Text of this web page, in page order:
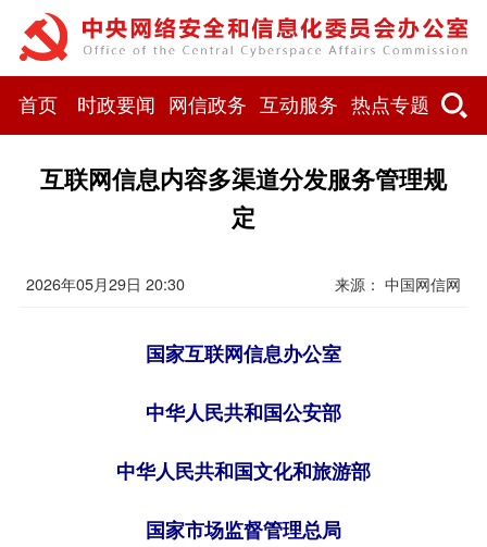
首页 时政要闻 网信政务 互动服务 热点专题
互联网信息内容多渠道分发服务管理规
定
2026年05月29日 20:30 来源：中国网信网
国家互联网信息办公室
中华人民共和国公安部
中华人民共和国文化和旅游部
国家市场监督管理总局